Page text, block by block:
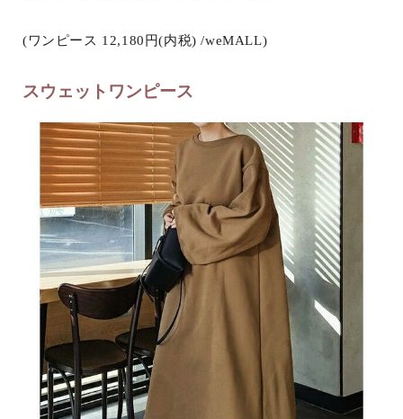
(ワンピース 12,180円(内税) /weMALL)
スウェットワンピース